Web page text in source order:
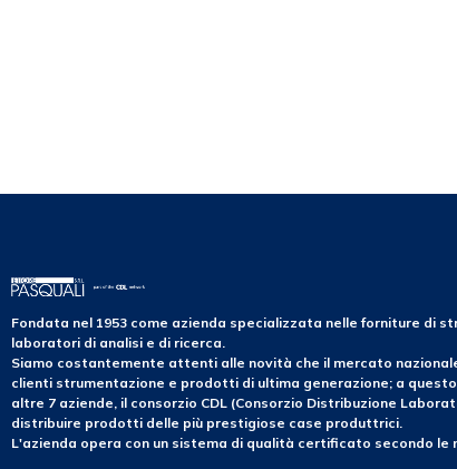
Fondata nel 1953 come azienda specializzata nelle forniture di
laboratori di analisi e di ricerca.
Siamo costantemente attenti alle novità che il mercato
clienti strumentazione e prodotti di ultima generazione; a
altre 7 aziende, il consorzio CDL (Consorzio Distribuzione
distribuire prodotti delle più prestigiose case produttrici.
L'azienda opera con un sistema di qualità certificato secondo le